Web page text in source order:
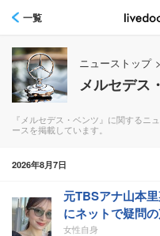
一覧
ニューストップ >
メルセデス
『メルセデス・ベンツ』に関するニ
ースを掲載しています。
2026年8月7日
元TBSアナ山本
にネットで疑問
女性自身